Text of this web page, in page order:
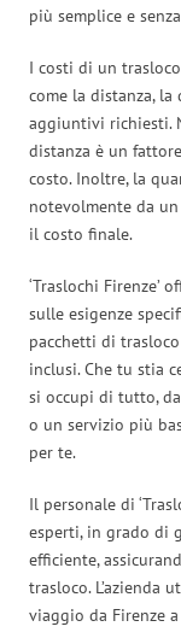
più semplice e
I costi di un
come la distanza,
aggiuntivi richiesti.
distanza è un
costo. Inoltre, la
notevolmente da
il costo finale.
‘Traslochi Firenze’
sulle esigenze
pacchetti di
inclusi. Che tu stia
si occupi di tutto,
o un servizio più
per te.
Il personale di
esperti, in grado di
efficiente,
trasloco. L’azienda
viaggio da Firenze